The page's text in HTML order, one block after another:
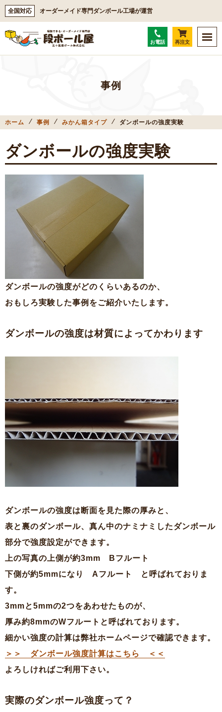
全国対応 オーダーメイド専門ダンボール工場が運営
お電話 再注文
事例
ホーム 事例 みかん箱タイプ ダンボールの強度実験
ダンボールの強度実験
ダンボールの強度がどのくらいあるのか、
おもしろ実験した事例をご紹介いたします。
ダンボールの強度は材質によってかわります
ダンボールの強度は断面を見た際の厚みと、
表と裏のダンボール、真ん中のナミナミしたダンボール
部分で強度設定ができます。
上の写真の上側が約3mm Bフルート
下側が約5mmになり Aフルート と呼ばれておりま
す。
3mmと5mmの2つをあわせたものが、
厚み約8mmのWフルートと呼ばれております。
細かい強度の計算は弊社ホームページで確認できます。
＞＞ ダンボール強度計算はこちら ＜＜
よろしければご利用下さい。
実際のダンボール強度って？